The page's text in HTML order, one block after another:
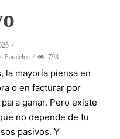
Paralelos 793
la mayoría piensa en
o en facturar por
ganar. Pero existe
no depende de tu
pasivos. Y